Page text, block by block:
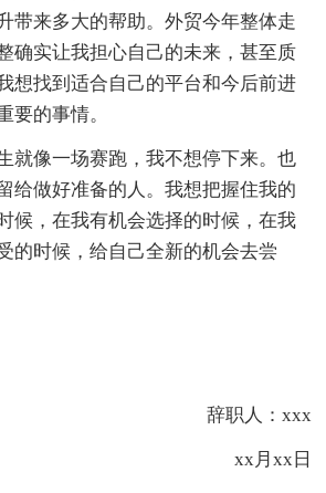
带来多大的帮助。外贸今年整体走
确实让我担心自己的未来，甚至质
想找到适合自己的平台和今后前进
要的事情。
就像一场赛跑，我不想停下来。也
给做好准备的人。我想把握住我的
候，在我有机会选择的时候，在我
的时候，给自己全新的机会去尝
辞职人：xxx
xx月xx日